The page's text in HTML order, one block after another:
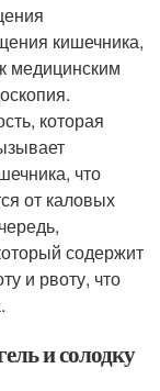
кишечника,
медицинским
которая
что
от каловых
содержит
и рвоту, что
и солодку